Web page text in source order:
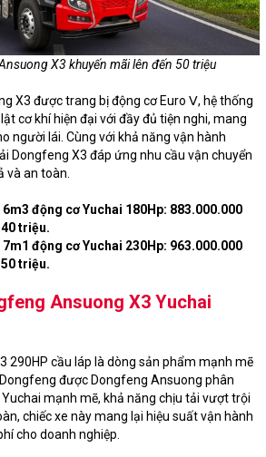
X3 khuyến mãi lên đến 50 triệu
X3 được trang bị động cơ Euro Ⅴ, hệ thống
cơ khí hiện đại với đầy đủ tiện nghi, mang
người lái. Cùng với khả năng vận hành
Dongfeng X3 đáp ứng nhu cầu vận chuyển
và an toàn.
động cơ Yuchai 180Hp: 883.000.000
triệu.
động cơ Yuchai 230Hp: 963.000.000
triệu.
Ansuong X3 Yuchai
290HP cầu láp là dòng sản phẩm mạnh mẽ
được Dongfeng Ansuong phân
mạnh mẽ, khả năng chịu tải vượt trội
chiếc xe này mang lại hiệu suất vận hành
cho doanh nghiệp.